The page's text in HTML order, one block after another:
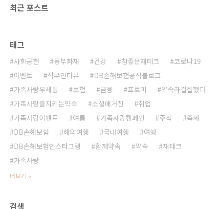
최근 포스트
태그
사회공헌 동부화재 건강 참좋은재테크
코로나19
이벤트
직무인터뷰
DB손해보험공식블로그
가족사랑우체통
보험 금융 프로미
약속하길잘했다
가족사랑을지키는약속
소셜매거진
취업
가족사랑이벤트
여름 가족사랑캠페인 주식
축제
DB손해보험
해외여행 국내여행
여행
DB손해보험인스타그램
함께약속 약속
재테크
가족사랑
더보기
검색